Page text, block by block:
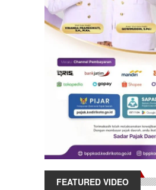
FEATURED VIDEO